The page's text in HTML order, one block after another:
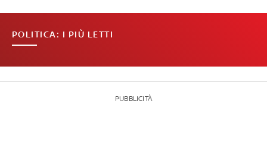
POLITICA: I PIÙ LETTI
PUBBLICITÀ